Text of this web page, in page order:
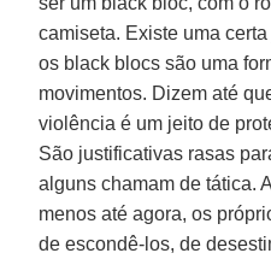
camiseta. Existe uma
os black blocs são uma
movimentos. Dizem até
violência é um jeito de
São justificativas rasas
alguns chamam de tática.
menos até agora, os
de escondê-los, de